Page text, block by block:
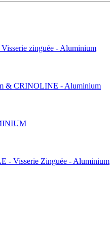
zinguée - Aluminium
& CRINOLINE - Aluminium
Visserie Zinguée - Aluminium